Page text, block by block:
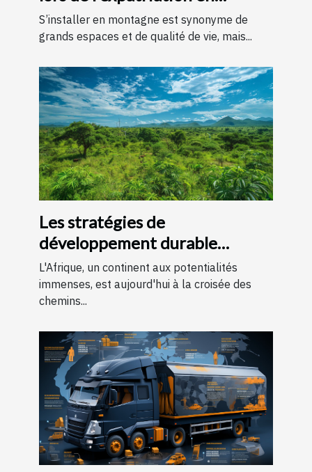
montagne ?
S’installer en montagne est synonyme de
grands espaces et de qualité de vie, mais...
Les stratégies de
développement durable
efficaces en Afrique
L'Afrique, un continent aux potentialités
immenses, est aujourd'hui à la croisée des
chemins...